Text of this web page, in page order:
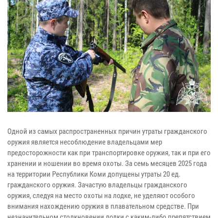
Одной из самых распространенных причин утраты гражданского
оружия является несоблюдение владельцами мер
предосторожности как при транспортировке оружия, так и при его
хранении и ношении во время охоты. За семь месяцев 2025 года
на территории Республики Коми допущены утраты 20 ед.
гражданского оружия. Зачастую владельцы гражданского
оружия, следуя на место охоты на лодке, не уделяют особого
внимания нахождению оружия в плавательном средстве. При